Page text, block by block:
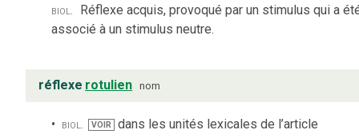
biol. Réflexe acquis, provoqué par un stimulus qui a
associé à un stimulus neutre.
réflexe rotulien nom
biol. VOIR dans les unités lexicales de l’article